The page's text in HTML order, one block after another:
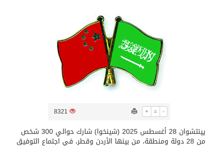
ثلة من الضابطات في الجييش الكويتي
كسوة الكعبة تعتلي البيت العتيق
“سبيس إكس” تطلق 24 قمرًا صناعيًا جديدًا إلى الفضاء
+ = -
8321
يينتشوان 28 أغسطس 2025 (شينخوا) شارك حوالي 300 شخص
من 28 دولة ومنطقة، من بينها الأردن وقطر، في اجتماع التوفيق